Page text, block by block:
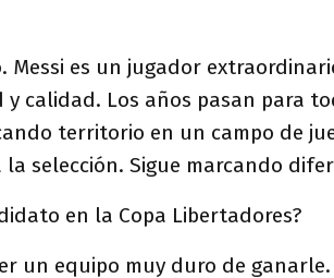
Messi es un jugador
calidad. Los años pasan para
territorio en un campo de
la selección. Sigue marcando
en la Copa Libertadores?
un equipo muy duro de